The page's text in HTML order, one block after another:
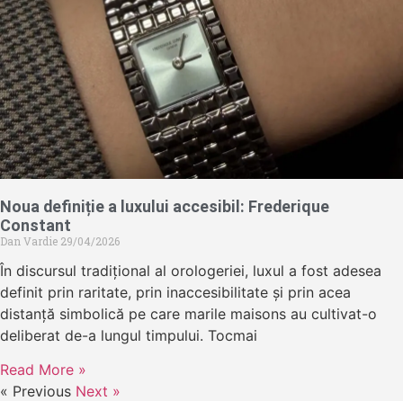
Noua definiție a luxului accesibil: Frederique
Constant
Dan Vardie 29/04/2026
În discursul tradițional al orologeriei, luxul a fost adesea
definit prin raritate, prin inaccesibilitate și prin acea
distanță simbolică pe care marile maisons au cultivat-o
deliberat de-a lungul timpului. Tocmai
Read More »
« Previous Next »